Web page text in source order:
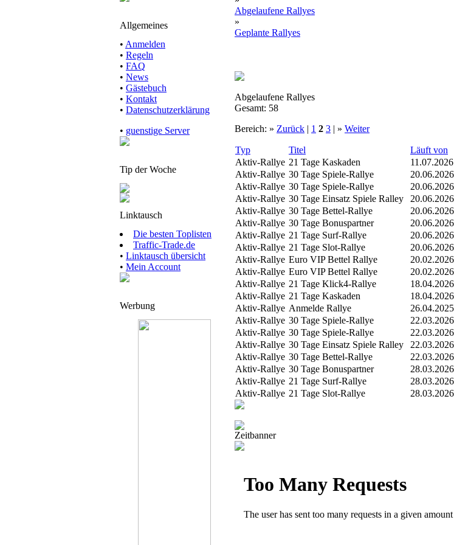
Allgemeines
• Anmelden
• Regeln
• FAQ
• News
• Gästebuch
• Kontakt
• Datenschutzerklärung
• guenstige Server
Tip der Woche
Linktausch
Die besten Toplisten
Traffic-Trade.de
• Linktausch übersicht
• Mein Account
Werbung
Abgelaufene Rallyes
»
Geplante Rallyes
Abgelaufene Rallyes
Gesamt: 58
Bereich: » Zurück | 1 2 3 | » Weiter
Typ Titel Läuft von
Aktiv-Rallye 21 Tage Kaskaden 11.07.2026
Aktiv-Rallye 30 Tage Spiele-Rallye 20.06.2026
Aktiv-Rallye 30 Tage Spiele-Rallye 20.06.2026
Aktiv-Rallye 30 Tage Einsatz Spiele Ralley 20.06.2026
Aktiv-Rallye 30 Tage Bettel-Rallye 20.06.2026
Aktiv-Rallye 30 Tage Bonuspartner 20.06.2026
Aktiv-Rallye 21 Tage Surf-Rallye 20.06.2026
Aktiv-Rallye 21 Tage Slot-Rallye 20.06.2026
Aktiv-Rallye Euro VIP Bettel Rallye 20.02.2026
Aktiv-Rallye Euro VIP Bettel Rallye 20.02.2026
Aktiv-Rallye 21 Tage Klick4-Rallye 18.04.2026
Aktiv-Rallye 21 Tage Kaskaden 18.04.2026
Aktiv-Rallye Anmelde Rallye 26.04.2025
Aktiv-Rallye 30 Tage Spiele-Rallye 22.03.2026
Aktiv-Rallye 30 Tage Spiele-Rallye 22.03.2026
Aktiv-Rallye 30 Tage Einsatz Spiele Ralley 22.03.2026
Aktiv-Rallye 30 Tage Bettel-Rallye 22.03.2026
Aktiv-Rallye 30 Tage Bonuspartner 28.03.2026
Aktiv-Rallye 21 Tage Surf-Rallye 28.03.2026
Aktiv-Rallye 21 Tage Slot-Rallye 28.03.2026
Zeitbanner